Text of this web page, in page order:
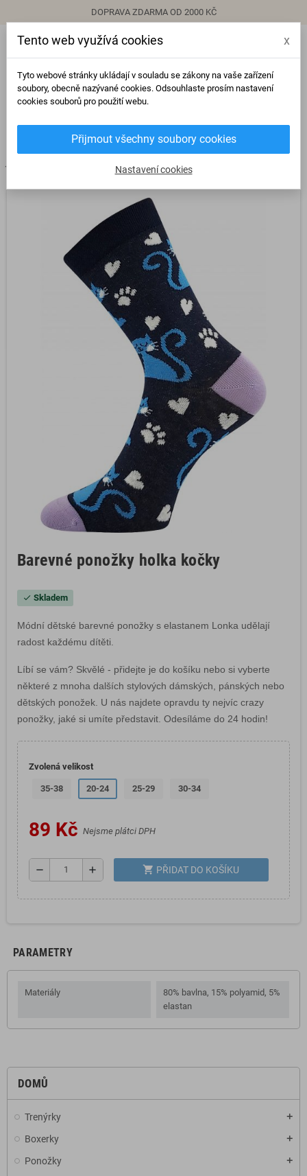
DOPRAVA ZDARMA OD 2000 KČ
view_headline
Přihlásit se
Dětské ponožkychevron_right Barevné ponožky holka kočky
DOMŮ
Trenýrky add
Boxerky add
Ponožky add
Barevné ponožky holka kočky
check Skladem
Módní dětské barevné ponožky s elastanem Lonka udělají
radost každému dítěti.
Líbí se vám? Skvělé - přidejte je do košíku nebo si vyberte
některé z mnoha dalších stylových dámských, pánských nebo
dětských ponožek. U nás najdete opravdu ty nejvíc crazy
ponožky, jaké si umíte představit. Odesíláme do 24 hodin!
Zvolená velikost
35-38 20-24 25-29 30-34
89 Kč Nejsme plátci DPH
remove add shopping_cart PŘIDAT DO KOŠÍKU
PARAMETRY
Materiály
80% bavlna, 15% polyamid, 5%
elastan
Tento web využívá cookies x
Tyto webové stránky ukládají v souladu se zákony na vaše zařízení
soubory, obecně nazývané cookies. Odsouhlaste prosím nastavení
cookies souborů pro použití webu.
Přijmout všechny soubory cookies
Nastavení cookies